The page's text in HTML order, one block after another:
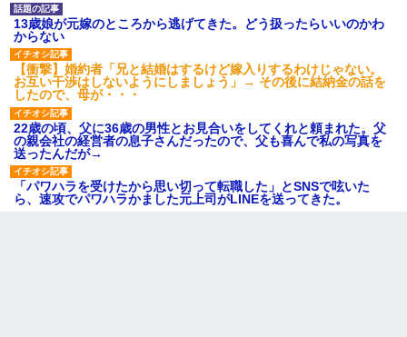
13歳娘が元嫁のところから逃げてきた。どう扱ったらいいのかわ
からない
【衝撃】婚約者「兄と結婚はするけど嫁入りするわけじゃない。
お互い干渉はしないようにしましょう」→ その後に結納金の話を
したので、母が・・・
22歳の頃、父に36歳の男性とお見合いをしてくれと頼まれた。父
の親会社の経営者の息子さんだったので、父も喜んで私の写真を
送ったんだが→
「パワハラを受けたから思い切って転職した」とSNSで呟いた
ら、速攻でパワハラかました元上司がLINEを送ってきた。